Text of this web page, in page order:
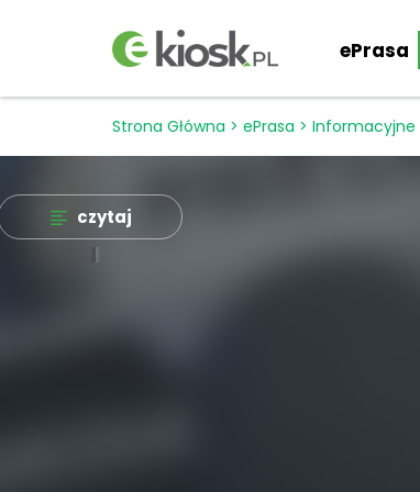
ePrasa
Strona Główna > ePrasa > Informacyjne
czytaj